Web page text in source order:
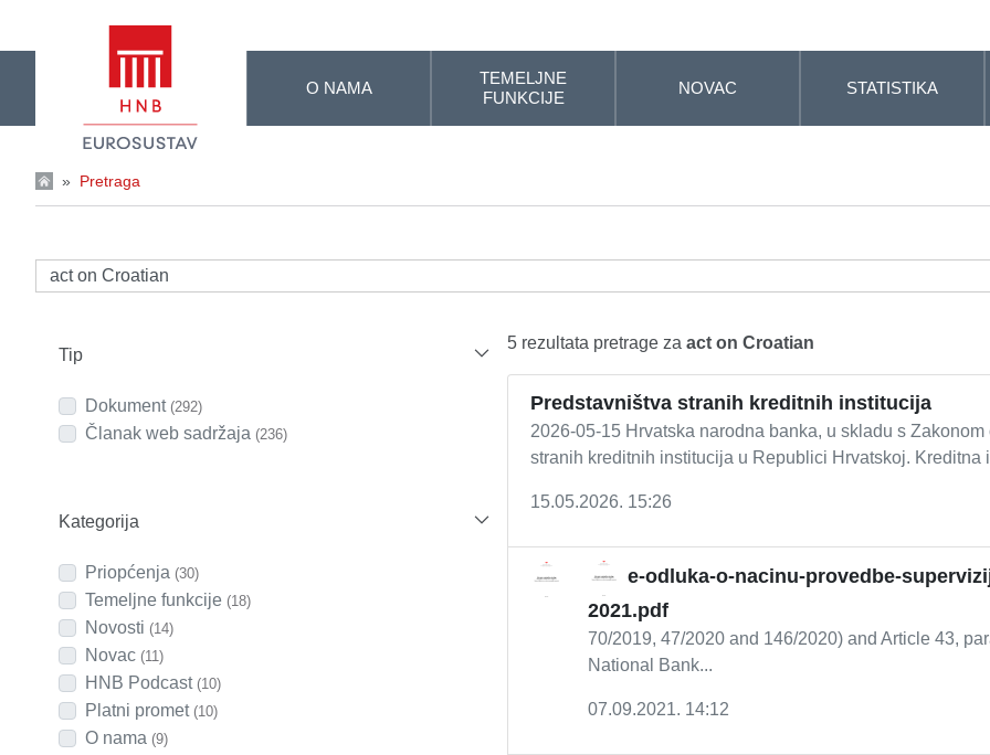
O NAMA
TEMELJNE
FUNKCIJE
NOVAC STATISTIKA
» Pretraga
Tip
Dokument (292)
Članak web sadržaja (236)
Kategorija
Priopćenja (30)
Temeljne funkcije (18)
Novosti (14)
Novac (11)
HNB Podcast (10)
Platni promet (10)
O nama (9)
5 rezultata pretrage za act on Croatian
Predstavništva stranih kreditnih institucija
2026-05-15 Hrvatska narodna banka, u skladu s
stranih kreditnih institucija u Republici Hrvatskoj. Kreditna
15.05.2026. 15:26
e-odluka-o-nacinu-provedbe-
2021.pdf
70/2019, 47/2020 and 146/2020) and Article 43,
National Bank...
07.09.2021. 14:12